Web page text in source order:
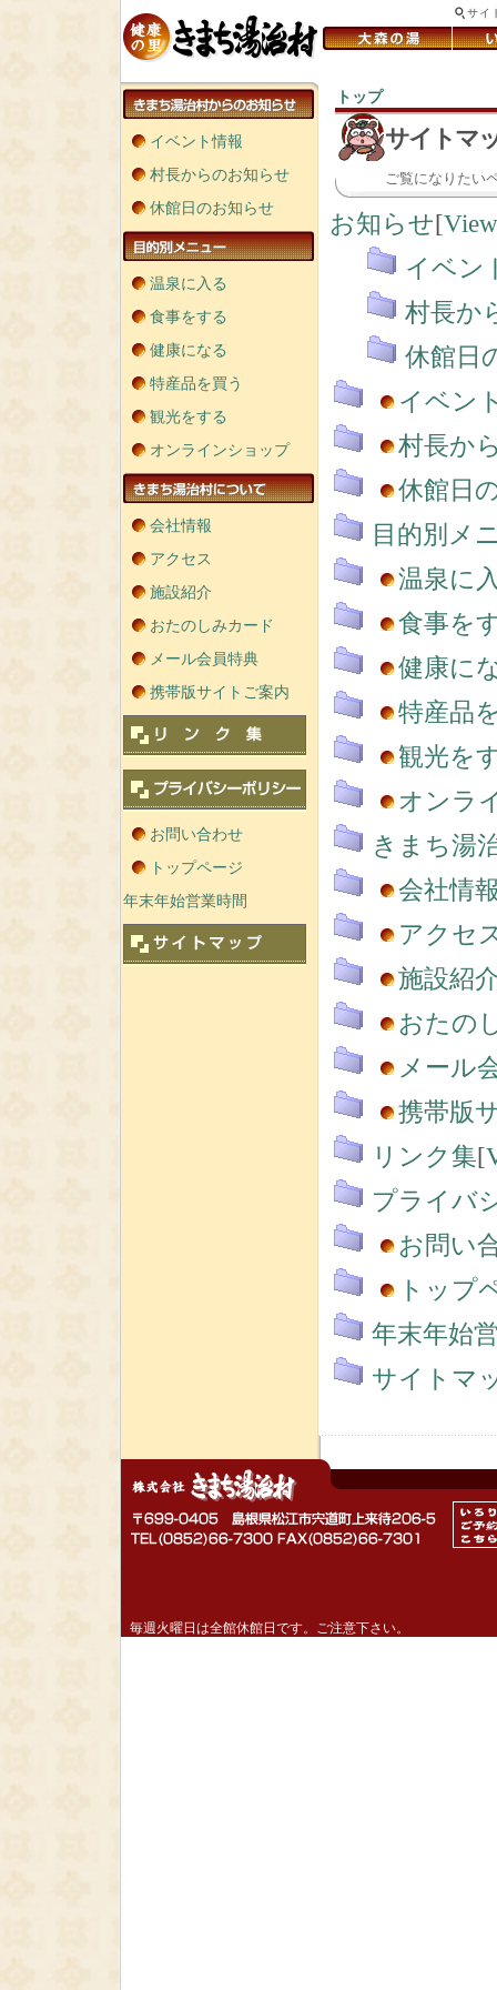
サイ
イベント情報
村長からのお知らせ
休館日のお知らせ
温泉に入る
食事をする
健康になる
特産品を買う
観光をする
オンラインショップ
会社情報
アクセス
施設紹介
おたのしみカード
メール会員特典
携帯版サイトご案内
お問い合わせ
トップページ
年末年始営業時間
トップ
サイトマ
ご覧になりたい
お知らせ[View
イベン
村長か
休館日
イベン
村長か
休館日
目的別メ
温泉に
食事を
健康に
特産品
観光を
オンラ
きまち湯
会社情
アクセ
施設紹
おたの
メール
携帯版
リンク集[
プライバ
お問い
トップ
年末年始
サイトマ
毎週火曜日は全館休館日です。ご注意下さい。